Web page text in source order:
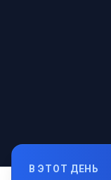
В ЭТОТ ДЕНЬ